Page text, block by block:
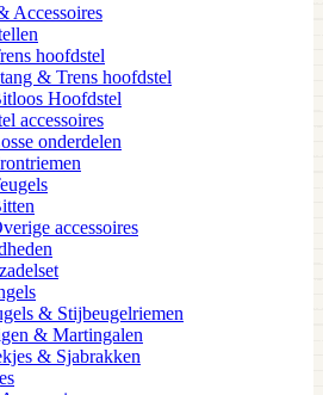
Accessoires
hoofdstel
& Trens hoofdstel
Hoofdstel
accessoires
onderdelen
accessoires
& Stijbeugelriemen
& Martingalen
& Sjabrakken